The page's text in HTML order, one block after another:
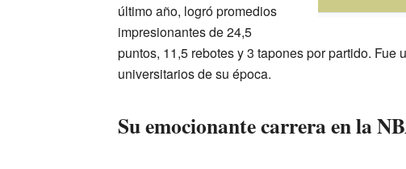
último año, logró promedios
impresionantes de 24,5
puntos, 11,5 rebotes y 3 tapones por partido. Fue
universitarios de su época.
Su emocionante carrera en la